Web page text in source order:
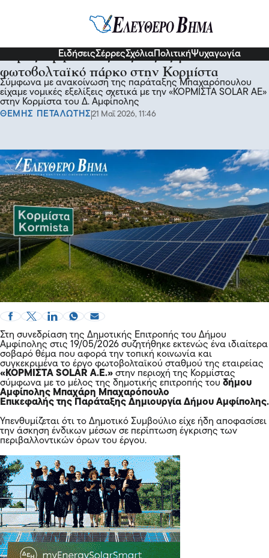
ΕιδήσειςΣέρρεςΣχόλια ΠολιτικήΨυχαγωγία
Δήμος Αμφίπολης: Εξελίξεις για το
φωτοβολταϊκό πάρκο στην Κορμίστα
Σύμφωνα με ανακοίνωση της παράταξης Μπαχαρόπουλου
είχαμε νομικές εξελίξεις σχετικά με την «ΚΟΡΜΙΣΤΑ SOLAR AE»
στην Κορμίστα του Δ. Αμφίπολης
ΘΕΜΗΣ ΠΕΤΑΛΩΤΗΣ 21 Μαΐ 2026, 11:46
Στη συνεδρίαση της Δημοτικής Επιτροπής του Δήμου
Αμφίπολης στις 19/05/2026 συζητήθηκε εκτενώς ένα ιδιαίτερα
σοβαρό θέμα που αφορά την τοπική κοινωνία και
συγκεκριμένα το έργο φωτοβολταϊκού σταθμού της εταιρείας
«ΚΟΡΜΙΣΤΑ SOLAR A.E.» στην περιοχή της Κορμίστας
σύμφωνα με το μέλος της δημοτικής επιτροπής του δήμου
Αμφίπολης Μπαχάρη Μπαχαρόπουλο
Επικεφαλής της Παράταξης Δημιουργία Δήμου Αμφίπολης.
Υπενθυμίζεται ότι το Δημοτικό Συμβούλιο είχε ήδη αποφασίσει
την άσκηση ένδικων μέσων σε περίπτωση έγκρισης των
περιβαλλοντικών όρων του έργου.